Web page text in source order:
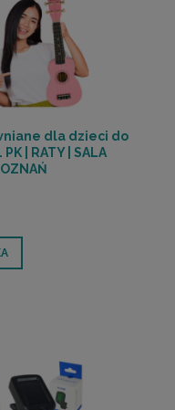
dla dzieci do
| RATY | SALA